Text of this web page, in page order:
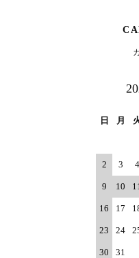
日 月
2 3 4
9 10
16 17
23 24
30 31